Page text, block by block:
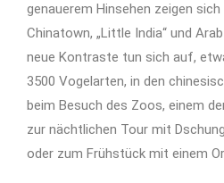
genauerem Hinsehen zeigen
Chinatown, „Little India“ und
neue Kontraste tun sich auf,
3500 Vogelarten, in den
beim Besuch des Zoos, einem
zur nächtlichen Tour mit
oder zum Frühstück mit einem